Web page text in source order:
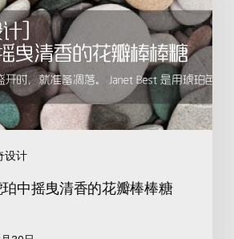
设计
中摇曳清香的花瓣棒棒糖